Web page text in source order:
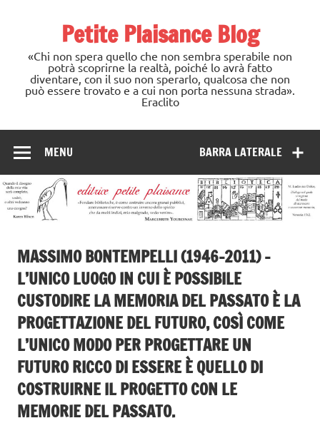
Petite Plaisance Blog
«Chi non spera quello che non sembra sperabile non
potrà scoprirne la realtà, poiché lo avrà fatto
diventare, con il suo non sperarlo, qualcosa che non
può essere trovato e a cui non porta nessuna strada».
Eraclito
BARRA LATERALE
MENU
MASSIMO BONTEMPELLI (1946-2011) –
L’UNICO LUOGO IN CUI È POSSIBILE
CUSTODIRE LA MEMORIA DEL PASSATO È LA
PROGETTAZIONE DEL FUTURO, COSÌ COME
L’UNICO MODO PER PROGETTARE UN
FUTURO RICCO DI ESSERE È QUELLO DI
COSTRUIRNE IL PROGETTO CON LE
MEMORIE DEL PASSATO.